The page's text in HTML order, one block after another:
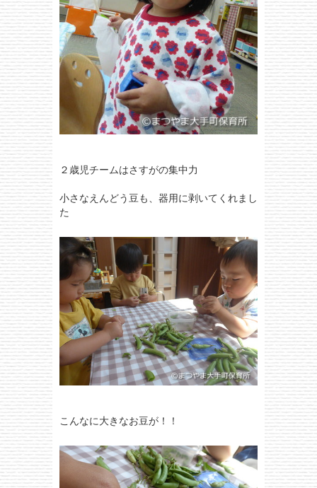
２歳児チームはさすがの集中力
小さなえんどう豆も、器用に剥いてくれまし
た
こんなに大きなお豆が！！